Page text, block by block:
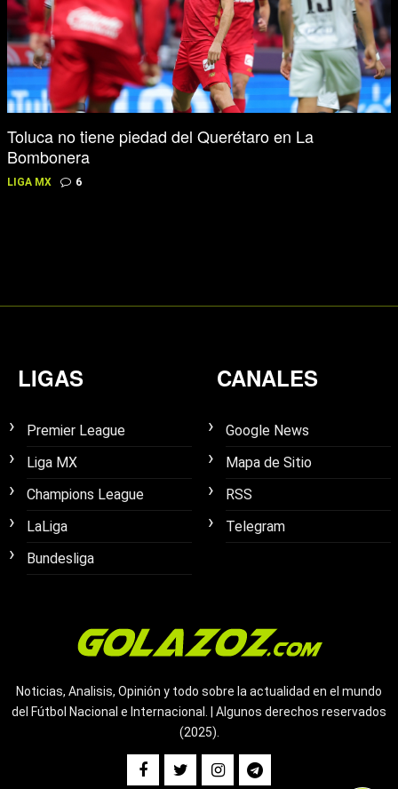
Toluca no tiene piedad del Querétaro en La
Bombonera
LIGA MX 6
LIGAS
Premier League
Liga MX
Champions League
LaLiga
Bundesliga
CANALES
Google News
Mapa de Sitio
RSS
Telegram
Noticias, Analisis, Opinión y todo sobre la actualidad en el mundo
del Fútbol Nacional e Internacional. | Algunos derechos reservados
(2025).